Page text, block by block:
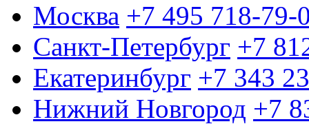
Москва +7 495 718-79-
Санкт-Петербург +7
Екатеринбург +7 343
Нижний Новгород +7